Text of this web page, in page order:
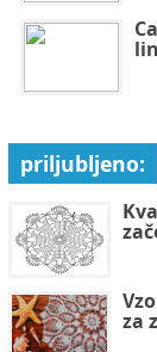
priljubljeno:
za